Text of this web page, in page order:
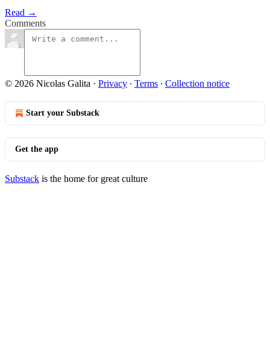
Read →
Comments
© 2026 Nicolas Galita · Privacy ∙ Terms ∙ Collection notice
Start your Substack
Get the app
Substack is the home for great culture